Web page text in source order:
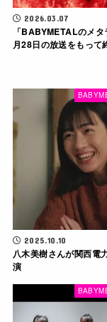
2026.03.07
「BABYMETALのメ
月28日の放送をもって
2025.10.10
八木美樹さんが関西電
演